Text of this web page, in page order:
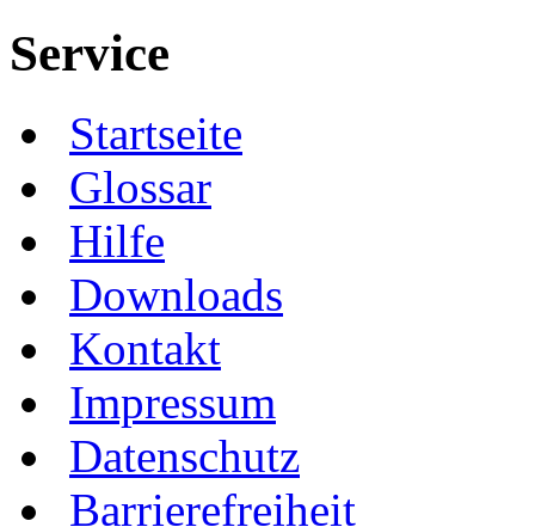
Service
Startseite
Glossar
Hilfe
Downloads
Kontakt
Impressum
Datenschutz
Barrierefreiheit